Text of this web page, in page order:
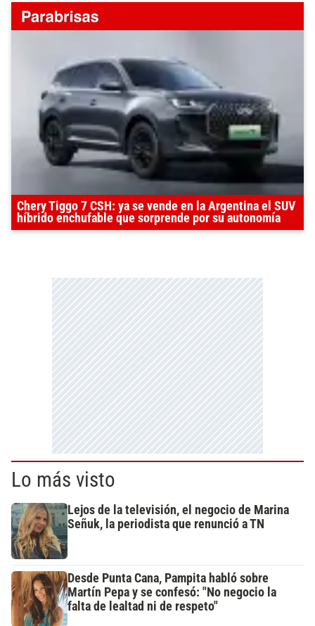
Chery Tiggo 7 CSH: ya se vende en la Argentina el SUV
híbrido enchufable que sorprende por su autonomía
Lo más visto
Lejos de la televisión, el negocio de Marina
Señuk, la periodista que renunció a TN
Desde Punta Cana, Pampita habló sobre
Martín Pepa y se confesó: "No negocio la
falta de lealtad ni de respeto"